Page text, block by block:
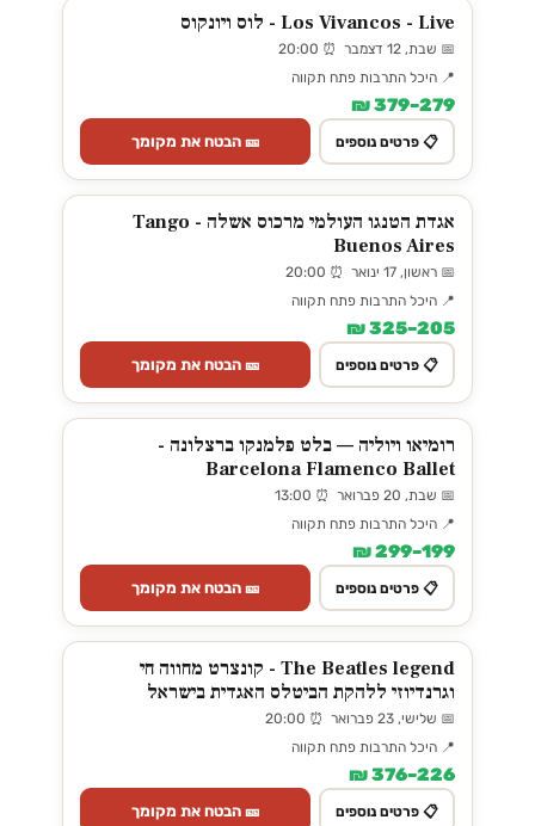
Los Vivancos - Live - לוס ויונקוס
📅 שבת, 12 דצמבר ⏰ 20:00
📍 היכל התרבות פתח תקווה
279–379 ₪
📋 פרטים נוספים 🎫 הבטח את מקומך
אגדת הטנגו העולמי מרכוס אשלה - Tango
Buenos Aires
📅 ראשון, 17 ינואר ⏰ 20:00
📍 היכל התרבות פתח תקווה
205–325 ₪
📋 פרטים נוספים 🎫 הבטח את מקומך
רומיאו ויוליה — בלט פלמנקו ברצלונה -
Barcelona Flamenco Ballet
📅 שבת, 20 פברואר ⏰ 13:00
📍 היכל התרבות פתח תקווה
199–299 ₪
📋 פרטים נוספים 🎫 הבטח את מקומך
The Beatles legend - קונצרט מחווה חי
וגרנדיוזי ללהקת הביטלס האגדית בישראל
📅 שלישי, 23 פברואר ⏰ 20:00
📍 היכל התרבות פתח תקווה
226–376 ₪
📋 פרטים נוספים 🎫 הבטח את מקומך